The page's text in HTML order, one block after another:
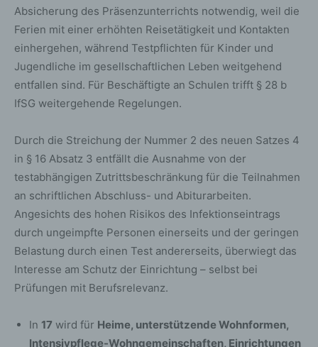
Absicherung des Präsenzunterrichts notwendig, weil die
Ferien mit einer erhöhten Reisetätigkeit und Kontakten
einhergehen, während Testpflichten für Kinder und
Jugendliche im gesellschaftlichen Leben weitgehend
entfallen sind. Für Beschäftigte an Schulen trifft § 28 b
IfSG weitergehende Regelungen.
Durch die Streichung der Nummer 2 des neuen Satzes 4
in § 16 Absatz 3 entfällt die Ausnahme von der
testabhängigen Zutrittsbeschränkung für die Teilnahmen
an schriftlichen Abschluss- und Abiturarbeiten.
Angesichts des hohen Risikos des Infektionseintrags
durch ungeimpfte Personen einerseits und der geringen
Belastung durch einen Test andererseits, überwiegt das
Interesse am Schutz der Einrichtung – selbst bei
Prüfungen mit Berufsrelevanz.
In 17 wird für Heime, unterstützende Wohnformen,
Intensivpflege-Wohngemeinschaften, Einrichtungen
Löschung der sie betreffenden
personenbezogenen Daten oder auf
Einschränkung der Verarbeitung durch den
Verantwortlichen oder eines Widerspruchsrechts
gegen diese Verarbeitung
das Bestehen eines Beschwerderechts bei einer
Aufsichtsbehörde
wenn die personenbezogenen Daten nicht bei der
betroffenen Person erhoben werden: Alle
das Bestehen einer automatisierten
Entscheidungsfindung einschließlich Profiling
gemäß Artikel 22 Abs.1 und 4 DS-GVO und —
zumindest in diesen Fällen — aussagekräftige
Informationen über die involvierte Logik sowie die
Tragweite und die angestrebten Auswirkungen
einer derartigen Verarbeitung für die betroffene
Person
Ferner steht der betroffenen Person ein
Auskunftsrecht darüber zu, ob personenbezogene
Daten an ein Drittland oder an eine internationale
Organisation übermittelt wurden. Sofern dies der Fall
ist, so steht der betroffenen Person im Übrigen das
Zusammenhang mit der Übermittlung zu erhalten.